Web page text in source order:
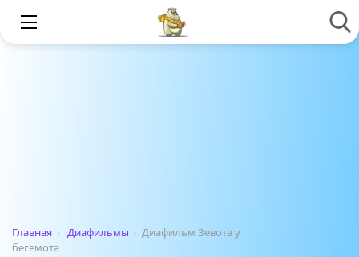
Главная › Диафильмы › Диафильм Зевота у
бегемота